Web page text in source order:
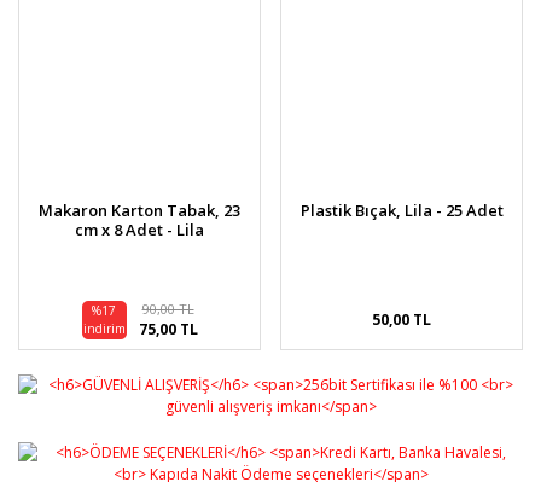
Makaron Karton Tabak, 23
cm x 8 Adet - Lila
%17
indirim
90,00 TL
75,00 TL
Plastik Bıçak, Lila - 25 Adet
50,00 TL